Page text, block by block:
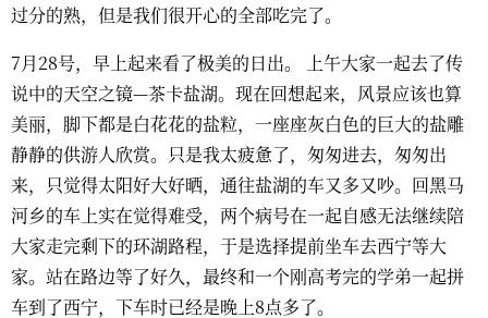
过分的熟，但是我们很开心的全部吃完了。
7月28号，早上起来看了极美的日出。 上午大家一起去了传
说中的天空之镜—茶卡盐湖。现在回想起来，风景应该也算
美丽，脚下都是白花花的盐粒，一座座灰白色的巨大的盐雕
静静的供游人欣赏。只是我太疲惫了，匆匆进去，匆匆出
来，只觉得太阳好大好晒，通往盐湖的车又多又吵。回黑马
河乡的车上实在觉得难受，两个病号在一起自感无法继续陪
大家走完剩下的环湖路程，于是选择提前坐车去西宁等大
家。站在路边等了好久，最终和一个刚高考完的学弟一起拼
车到了西宁，下车时已经是晚上8点多了。